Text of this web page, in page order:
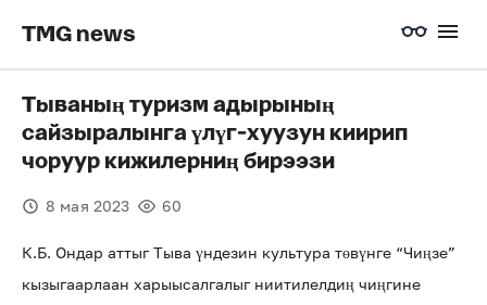
TMG news
Тываның туризм адырының
сайзыралынга үлүг-хуузун киирип
чоруур кижилерниң бирээзи
8 мая 2023 60
К.Б. Ондар аттыг Тыва үндезин культура төвүнге “Чиңзе”
кызыгаарлаан харыысалгалыг ниитилелдиң чиңгине